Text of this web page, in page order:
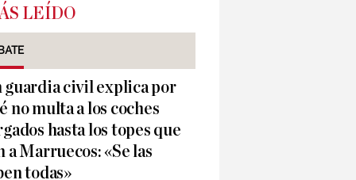
LEÍDO
guardia civil explica por
no multa a los coches
hasta los topes que
a Marruecos: «Se las
todas»